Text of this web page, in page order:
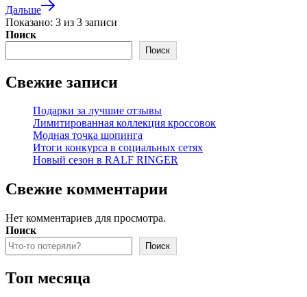
Дальше
Показано: 3 из 3 записи
Поиск
Поиск
Свежие записи
Подарки за лучшие отзывы
Лимитированная коллекция кроссовок
Модная точка шопинга
Итоги конкурса в социальных сетях
Новый сезон в RALF RINGER
Свежие комментарии
Нет комментариев для просмотра.
Поиск
Поиск
Топ месяца